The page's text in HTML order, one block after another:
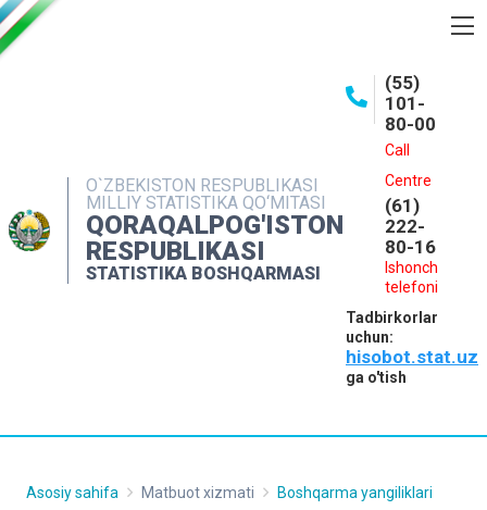
O`ZBEKISTON RESPUBLIKASI
MILLIY STATISTIKA QO‘MITASI
QORAQALPOG'ISTON
RESPUBLIKASI
STATISTIKA BOSHQARMASI
(55)
101-
80-00
Call
Centre
(61)
222-
80-16
Ishonch
telefoni
Tadbirkorlar
uchun:
hisobot.stat.uz
ga o'tish
INTERAKTIV XIZMATLAR
MATBUOT XIZMATI
MUROJAATLAR
Asosiy sahifa Matbuot xizmati Boshqarma yangiliklari